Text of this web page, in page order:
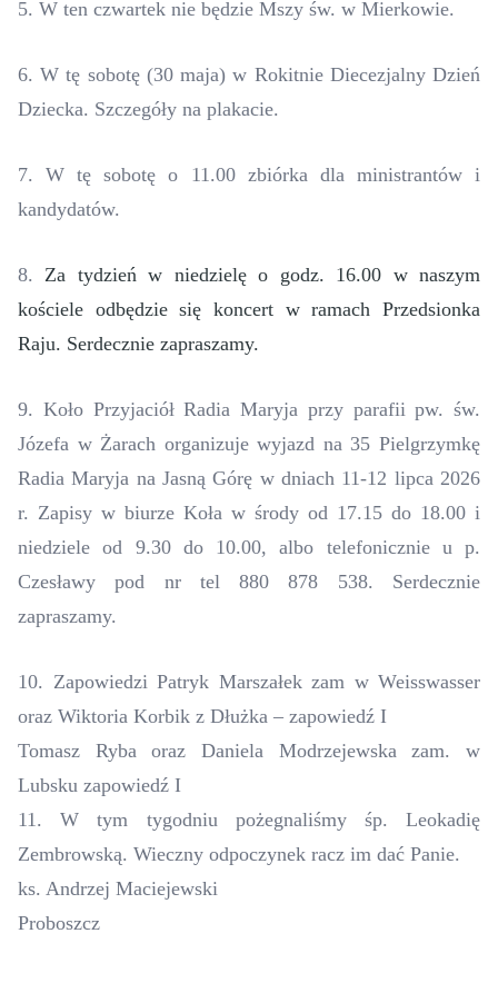
5. W ten czwartek nie będzie Mszy św. w Mierkowie.
6. W tę sobotę (30 maja) w Rokitnie Diecezjalny Dzień
Dziecka. Szczegóły na plakacie.
7. W tę sobotę o 11.00 zbiórka dla ministrantów i
kandydatów.
8. Za tydzień w niedzielę o godz. 16.00 w naszym
kościele odbędzie się koncert w ramach Przedsionka
Raju. Serdecznie zapraszamy.
9. Koło Przyjaciół Radia Maryja przy parafii pw. św.
Józefa w Żarach organizuje wyjazd na 35 Pielgrzymkę
Radia Maryja na Jasną Górę w dniach 11-12 lipca 2026
r. Zapisy w biurze Koła w środy od 17.15 do 18.00 i
niedziele od 9.30 do 10.00, albo telefonicznie u p.
Czesławy pod nr tel 880 878 538. Serdecznie
zapraszamy.
10. Zapowiedzi Patryk Marszałek zam w Weisswasser
oraz Wiktoria Korbik z Dłużka – zapowiedź I
Tomasz Ryba oraz Daniela Modrzejewska zam. w
Lubsku zapowiedź I
11. W tym tygodniu pożegnaliśmy śp. Leokadię
Zembrowską. Wieczny odpoczynek racz im dać Panie.
ks. Andrzej Maciejewski
Proboszcz